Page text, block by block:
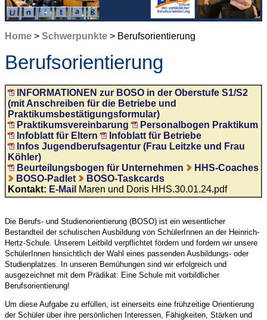
Home > Schwerpunkte > Berufsorientierung
Berufsorientierung
INFORMATIONEN zur BOSO in der Oberstufe S1/S2
(mit Anschreiben für die Betriebe und
Praktikumsbestätigungsformular)
Praktikumsvereinbarung
Personalbogen Praktikum
Infoblatt für Eltern
Infoblatt für Betriebe
Infos Jugendberufsagentur (Frau Leitzke und Frau
Köhler)
Beurteilungsbogen für Unternehmen
HHS-Coaches
BOSO-Padlet
BOSO-Taskcards
Kontakt: E-Mail Maren und Doris HHS.30.01.24.pdf
Die Berufs- und Studienorientierung (BOSO) ist ein wesentlicher
Bestandteil der schulischen Ausbildung von SchülerInnen an der Heinrich-
Hertz-Schule. Unserem Leitbild verpflichtet fördern und fordern wir unsere
SchülerInnen hinsichtlich der Wahl eines passenden Ausbildungs- oder
Studienplatzes. In unseren Bemühungen sind wir erfolgreich und
ausgezeichnet mit dem Prädikat: Eine Schule mit vorbildlicher
Berufsorientierung!
Um diese Aufgabe zu erfüllen, ist einerseits eine frühzeitige Orientierung
der Schüler über ihre persönlichen Interessen, Fähigkeiten, Stärken und